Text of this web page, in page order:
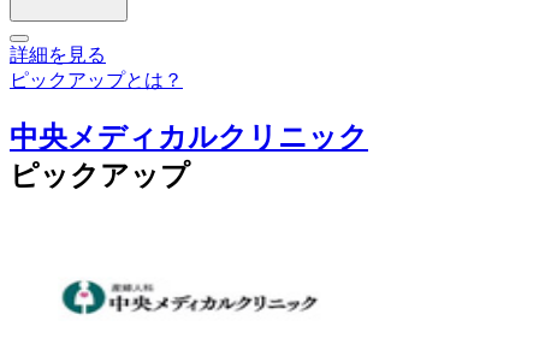
詳細を見る
ピックアップとは？
中央メディカルクリニック
ピックアップ